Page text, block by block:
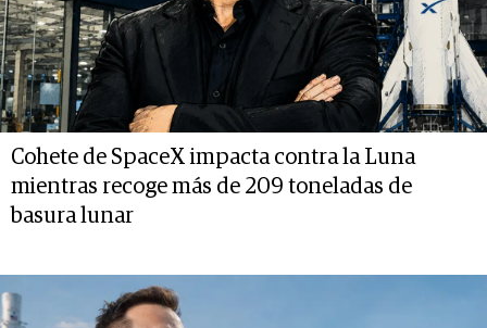
Cohete de SpaceX impacta contra la Luna
mientras recoge más de 209 toneladas de
basura lunar